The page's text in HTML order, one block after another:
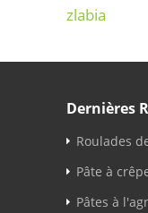
zlabia
Dernières
Roulades
Pâte à
Pâtes à